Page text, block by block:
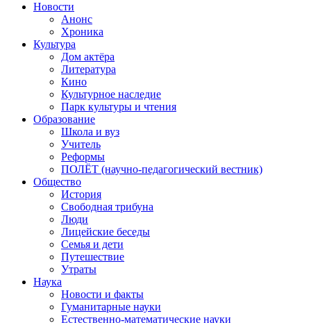
Новости
Анонс
Хроника
Культура
Дом актёра
Литература
Кино
Культурное наследие
Парк культуры и чтения
Образование
Школа и вуз
Учитель
Реформы
ПОЛЁТ (научно-педагогический вестник)
Общество
История
Свободная трибуна
Люди
Лицейские беседы
Семья и дети
Путешествие
Утраты
Наука
Новости и факты
Гуманитарные науки
Естественно-математические науки